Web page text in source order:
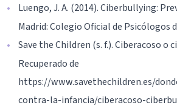
Luengo, J. A. (2014). Ciberbullying:
Madrid: Colegio Oficial de Psicólogos
Save the Children (s. f.). Ciberacoso o
Recuperado de
https://www.savethechildren.es/
contra-la-infancia/ciberacoso-